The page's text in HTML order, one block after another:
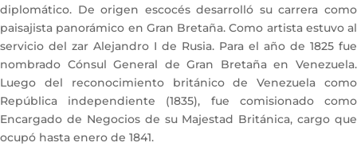
diplomático. De origen escocés desarrolló su carrera como
paisajista panorámico en Gran Bretaña. Como artista estuvo al
servicio del zar Alejandro I de Rusia. Para el año de 1825 fue
nombrado Cónsul General de Gran Bretaña en Venezuela.
Luego del reconocimiento británico de Venezuela como
República independiente (1835), fue comisionado como
Encargado de Negocios de su Majestad Británica, cargo que
ocupó hasta enero de 1841.